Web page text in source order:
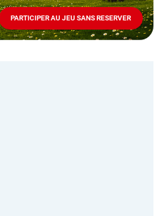
PARTICIPER AU JEU SANS RESERVER
PARTICIPER
AU
JEU